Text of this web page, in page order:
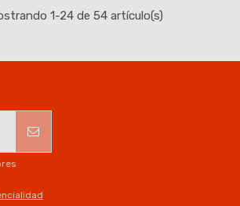
1-24 de 54 artículo(s)